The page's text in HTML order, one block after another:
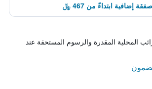
المحلية المقدرة والرسوم المستحقة عند